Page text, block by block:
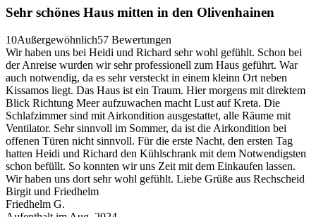
Sehr schönes Haus mitten in den Olivenhainen
10Außergewöhnlich57 Bewertungen
Wir haben uns bei Heidi und Richard sehr wohl gefühlt. Schon bei
der Anreise wurden wir sehr professionell zum Haus geführt. War
auch notwendig, da es sehr versteckt in einem kleinn Ort neben
Kissamos liegt. Das Haus ist ein Traum. Hier morgens mit direktem
Blick Richtung Meer aufzuwachen macht Lust auf Kreta. Die
Schlafzimmer sind mit Airkondition ausgestattet, alle Räume mit
Ventilator. Sehr sinnvoll im Sommer, da ist die Airkondition bei
offenen Türen nicht sinnvoll. Für die erste Nacht, den ersten Tag
hatten Heidi und Richard den Kühlschrank mit dem Notwendigsten
schon befüllt. So konnten wir uns Zeit mit dem Einkaufen lassen.
Wir haben uns dort sehr wohl gefühlt. Liebe Grüße aus Rechscheid
Birgit und Friedhelm
Friedhelm G.